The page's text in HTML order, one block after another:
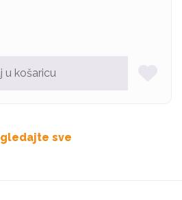
u košaricu
sve